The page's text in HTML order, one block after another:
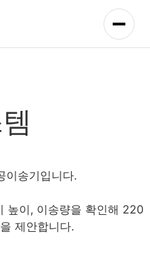
이송기입니다.
높이, 이송량을 확인해 220
제안합니다.